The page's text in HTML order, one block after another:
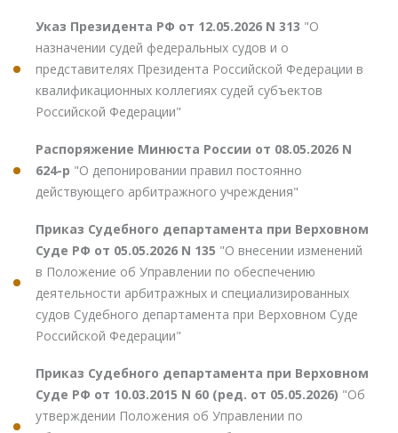
Указ Президента РФ от 12.05.2026 N 313 "О
назначении судей федеральных судов и о
представителях Президента Российской Федерации в
квалификационных коллегиях судей субъектов
Российской Федерации"
Распоряжение Минюста России от 08.05.2026 N
624-р "О депонировании правил постоянно
действующего арбитражного учреждения"
Приказ Судебного департамента при Верховном
Суде РФ от 05.05.2026 N 135 "О внесении изменений
в Положение об Управлении по обеспечению
деятельности арбитражных и специализированных
судов Судебного департамента при Верховном Суде
Российской Федерации"
Приказ Судебного департамента при Верховном
Суде РФ от 10.03.2015 N 60 (ред. от 05.05.2026) "Об
утверждении Положения об Управлении по